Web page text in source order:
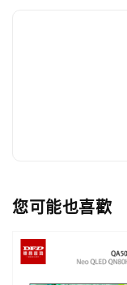
您可能也喜歡